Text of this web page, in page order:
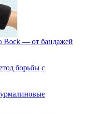
Bock — от бандажей
борьбы с